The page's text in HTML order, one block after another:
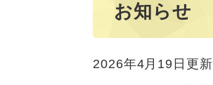
お知らせ
2026年4月19日更新